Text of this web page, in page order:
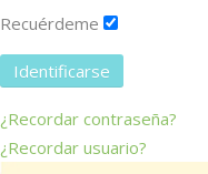
Recuérdeme
Identificarse
¿Recordar contraseña?
¿Recordar usuario?